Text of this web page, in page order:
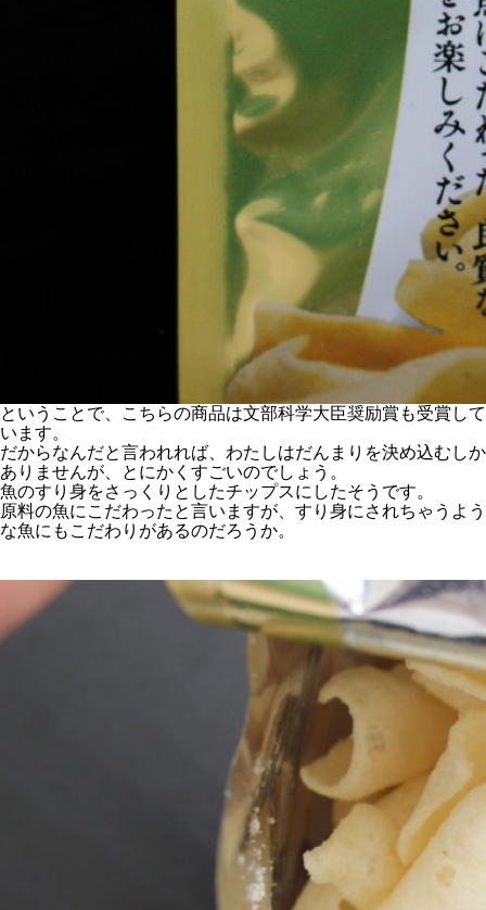
ということで、こちらの商品は文部科学大臣奨励賞も受賞して
います。
だからなんだと言われれば、わたしはだんまりを決め込むしか
ありませんが、とにかくすごいのでしょう。
魚のすり身をさっくりとしたチップスにしたそうです。
原料の魚にこだわったと言いますが、すり身にされちゃうよう
な魚にもこだわりがあるのだろうか。